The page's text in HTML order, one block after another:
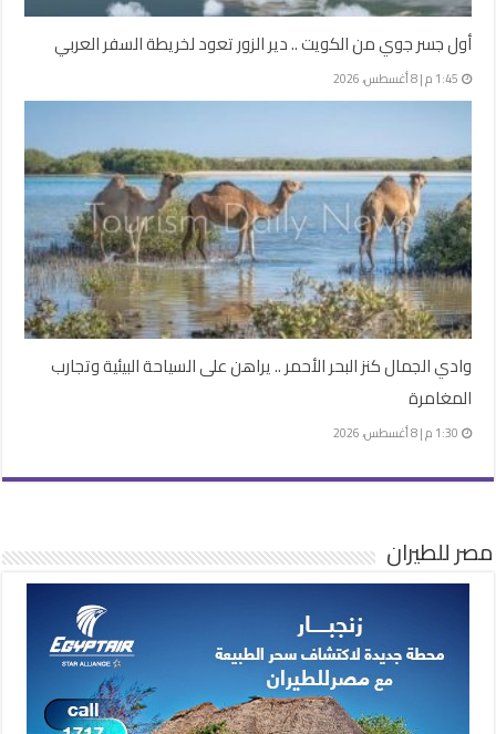
أول جسر جوي من الكويت .. دير الزور تعود لخريطة السفر العربي
1:45 م | 8 أغسطس، 2026
وادي الجمال كنز البحر الأحمر .. يراهن على السياحة البيئية وتجارب
المغامرة
1:30 م | 8 أغسطس، 2026
مصر للطيران